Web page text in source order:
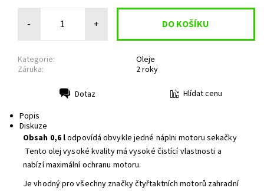
- +
Kategorie:
Oleje
Záruka:
2 roky
Dotaz
Hlídat cenu
Popis
Diskuze
Obsah 0,6 lodpovídá obvykle jedné náplni motoru sekačky
Tento olej vysoké kvality má vysoké čistící vlastnosti a
nabízí maximální ochranu motoru.
Je vhodný pro všechny značky čtyřtaktních motorů zahradní